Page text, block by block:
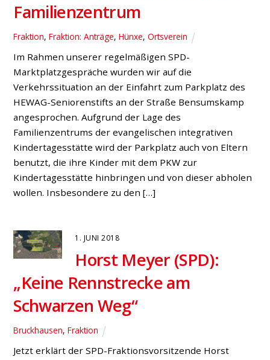
„Die Marktplatzgespräche sind ein voller Erfolg. Wir
freuen uns über das große Interesse und tolle
Feedback“, ziehen die drei SPD-Ratsherren Horst
Meyer, Karl-Heinz Kühl und Jan Scholte-Reh aus
Bruckhausen sowie Thorben Braune als
Bucholtwelmer Ansprechpartner Bilanz. „Für uns ist
klar: Das Format hat sich bewährt und wird von uns im
neuen Jahr fortgeführt. Die Termine […]
19. DEZEMBER 2016
Norbert Meesters MdL:
Hünxe geht in Betrieb
Allgemein,Bucholtwelmen, Fraktion,Hünxe,Kreis Wesel
„Bereits am 21. Dezember 2016 wird die neue Ampel
nach mündlicher Auskunft von Straßen.NRW an der A
Pendler und LKW-Fahrer eine enorme Entlastung
bringen“, freut sich der hiesige SPD-